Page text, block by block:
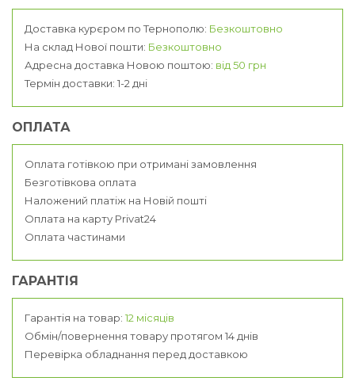
Доставка курєром по Тернополю: Безкоштовно
На склад Нової пошти: Безкоштовно
Адресна доставка Новою поштою: від 50 грн
Термін доставки: 1-2 дні
ОПЛАТА
Оплата готівкою при отримані замовлення
Безготівкова оплата
Наложений платіж на Новій пошті
Оплата на карту Privat24
Оплата частинами
ГАРАНТІЯ
Гарантія на товар: 12 місяців
Обмін/повернення товару протягом 14 днів
Перевірка обладнання перед доставкою